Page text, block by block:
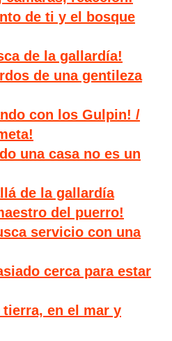
de ti y el bosque
de la gallardía!
de una gentileza
con los Gulpin! /
una casa no es un
de la gallardía
del puerro!
servicio con una
cerca para estar
tierra, en el mar y